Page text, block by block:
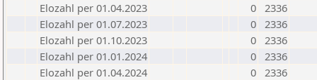
Elozahl per 01.04.2023
0 2336
Elozahl per 01.07.2023
0 2336
Elozahl per 01.10.2023
0 2336
Elozahl per 01.01.2024
0 2336
Elozahl per 01.04.2024
0 2336